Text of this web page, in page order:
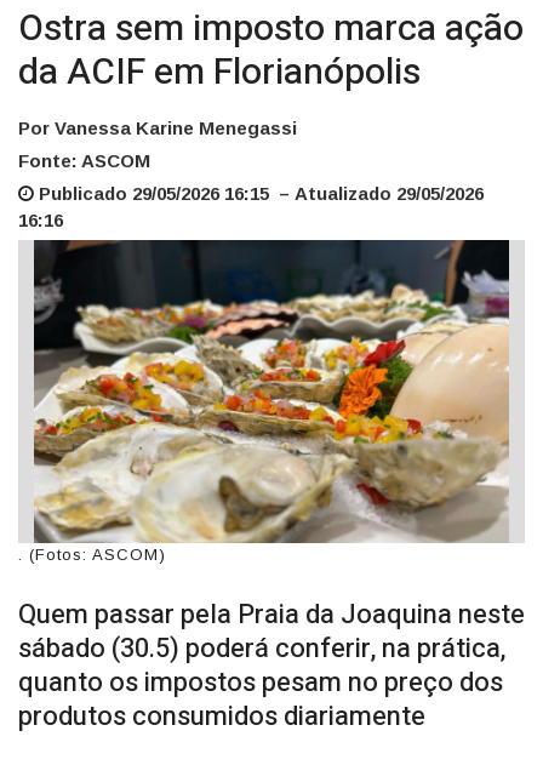
Ostra sem imposto marca ação
da ACIF em Florianópolis
Por Vanessa Karine Menegassi
Fonte: ASCOM
Publicado 29/05/2026 16:15 – Atualizado 29/05/2026
16:16
. (Fotos: ASCOM)
Quem passar pela Praia da Joaquina neste
sábado (30.5) poderá conferir, na prática,
quanto os impostos pesam no preço dos
produtos consumidos diariamente